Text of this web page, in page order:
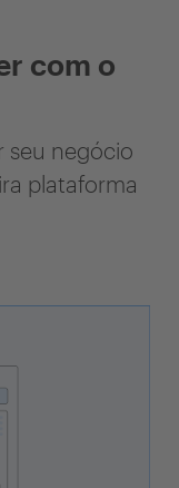
com o
seu negócio
plataforma